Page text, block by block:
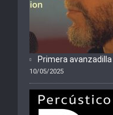
Primera avanzadilla
10/05/2025